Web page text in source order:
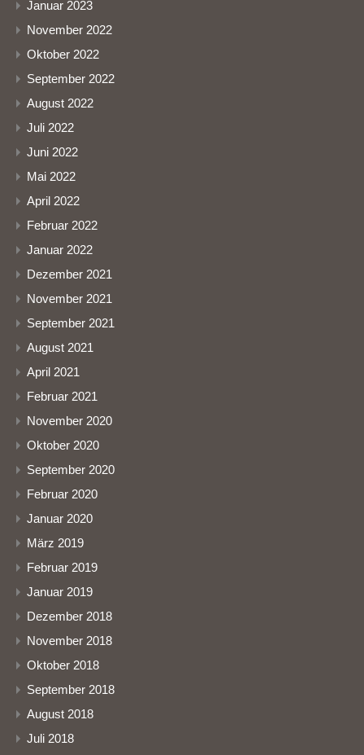
Januar 2023
November 2022
Oktober 2022
September 2022
August 2022
Juli 2022
Juni 2022
Mai 2022
April 2022
Februar 2022
Januar 2022
Dezember 2021
November 2021
September 2021
August 2021
April 2021
Februar 2021
November 2020
Oktober 2020
September 2020
Februar 2020
Januar 2020
März 2019
Februar 2019
Januar 2019
Dezember 2018
November 2018
Oktober 2018
September 2018
August 2018
Juli 2018